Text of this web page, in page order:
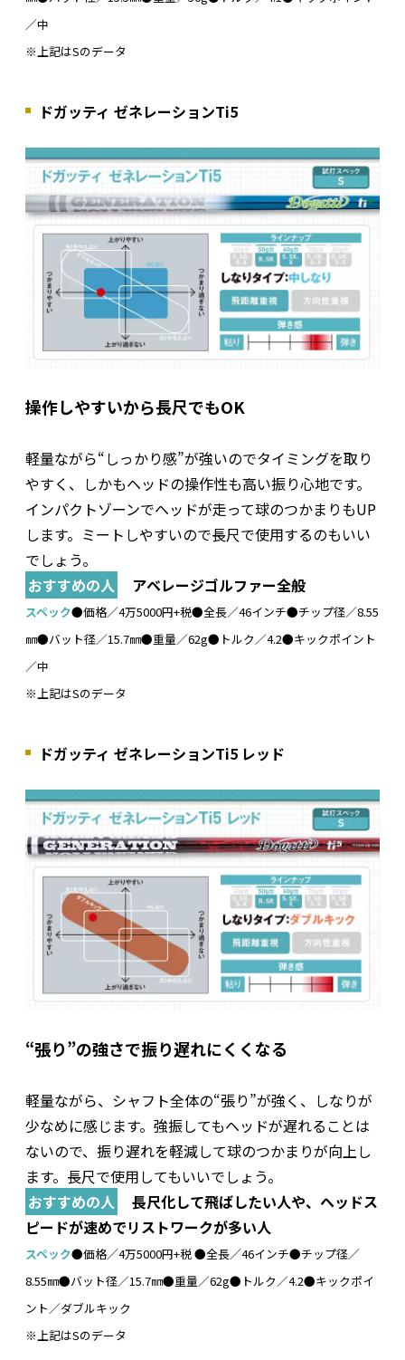
／中
※上記はSのデータ
ドガッティ ゼネレーションTi5
操作しやすいから長尺でもOK
軽量ながら“しっかり感”が強いのでタイミングを取り
やすく、しかもヘッドの操作性も高い振り心地です。
インパクトゾーンでヘッドが走って球のつかまりもUP
します。ミートしやすいので長尺で使用するのもいい
でしょう。
おすすめの人
アベレージゴルファー全般
スペック●価格／4万5000円+税●全長／46インチ●チップ径／8.55
㎜●バット径／15.7㎜●重量／62g●トルク／4.2●キックポイント
／中
※上記はSのデータ
ドガッティ ゼネレーションTi5 レッド
“張り”の強さで振り遅れにくくなる
軽量ながら、シャフト全体の“張り”が強く、しなりが
少なめに感じます。強振してもヘッドが遅れることは
ないので、振り遅れを軽減して球のつかまりが向上し
ます。長尺で使用してもいいでしょう。
おすすめの人
長尺化して飛ばしたい人や、ヘッドス
ピードが速めでリストワークが多い人
スペック●価格／4万5000円+税 ●全長／46インチ●チップ径／
8.55㎜●バット径／15.7㎜●重量／62g●トルク／4.2●キックポイ
ント／ダブルキック
※上記はSのデータ